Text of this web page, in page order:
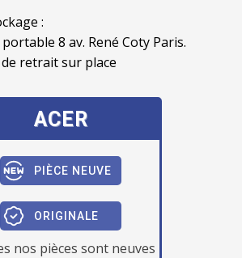
:
8 av. René Coty Paris.
retrait sur place
ACER
PIÈCE NEUVE
ORIGINALE
nos pièces sont neuves